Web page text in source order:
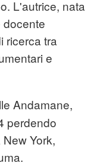
L'autrice, nata
docente
ricerca tra
e
Andamane,
perdendo
York,